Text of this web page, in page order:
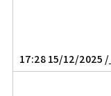
/ 15/12/2025 17:28